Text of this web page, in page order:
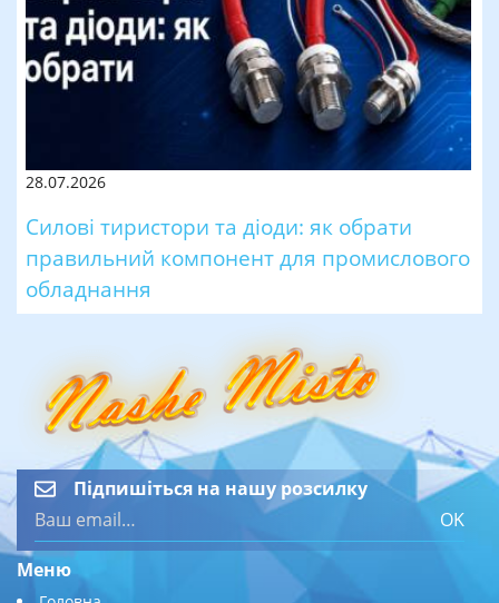
28.07.2026
Силові тиристори та діоди: як обрати
правильний компонент для промислового
обладнання
Підпишіться на нашу розсилку
OK
Меню